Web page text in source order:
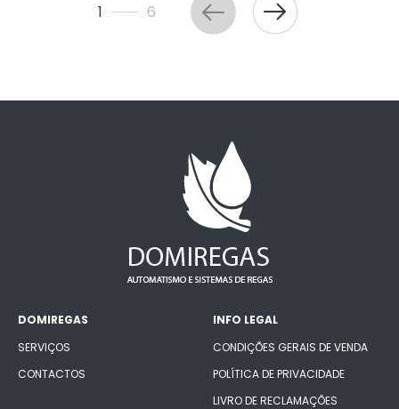
1 6
DOMIREGAS
SERVIÇOS
CONTACTOS
INFO LEGAL
CONDIÇÕES GERAIS DE VENDA
POLÍTICA DE PRIVACIDADE
LIVRO DE RECLAMAÇÕES